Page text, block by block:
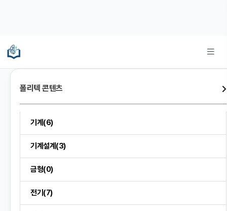
폴리텍 콘텐츠
기계(6)
기계설계(3)
금형(0)
전기(7)